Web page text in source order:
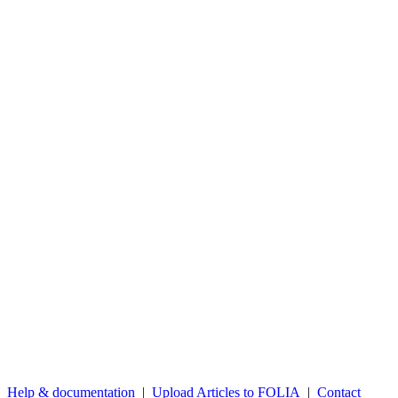
Help & documentation | Upload Articles to FOLIA | Contact